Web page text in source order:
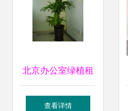
北京办公室绿植租
赁 为办公空间注入
查看详情